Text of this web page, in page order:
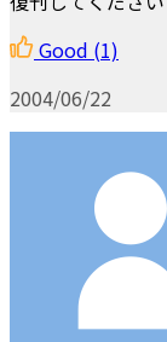
Good (1)
2004/06/22